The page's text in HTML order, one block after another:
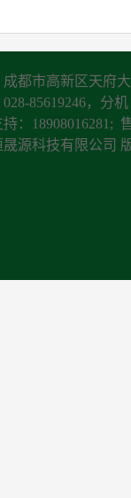
都市高新区天府
028-85619246，分
：18908016281;
晟源科技有限公司